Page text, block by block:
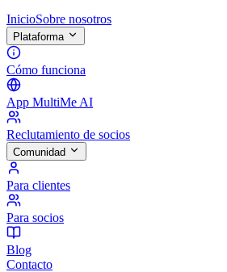
InicioSobre nosotros
Plataforma
Cómo funciona
App MultiMe AI
Reclutamiento de socios
Comunidad
Para clientes
Para socios
Blog
Contacto